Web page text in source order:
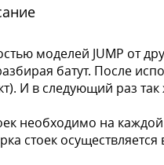
моделей JUMP от
батут. После
И в следующий раз
необходимо на
стоек